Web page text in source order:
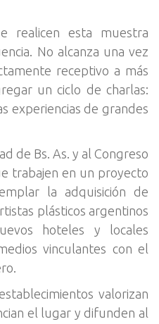
realicen esta muestra
No alcanza una vez
receptivo a más
un ciclo de charlas:
experiencias de grandes
de Bs. As. y al Congreso
trabajen en un proyecto
la adquisición de
plásticos argentinos
hoteles y locales
vinculantes con el
valorizan
el lugar y difunden al